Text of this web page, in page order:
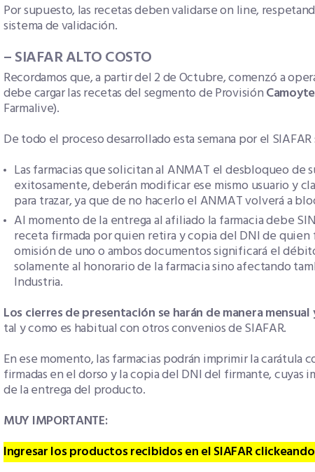
Por supuesto, las recetas deben validarse on line,
sistema de validación.
– SIAFAR ALTO COSTO
Recordamos que, a partir del 2 de Octubre, comenzó a
debe cargar las recetas del segmento de ProvisiónCamoyte
Farmalive).
De todo el proceso desarrollado esta semana por el
Las farmacias que solicitan al ANMAT el desbloqueo de
exitosamente, deberán modificar ese mismo usuario y
para trazar, ya que de no hacerlo el ANMAT volverá a
Al momento de la entrega al afiliado la farmacia debe
receta firmada por quien retira y copia del DNI de quien
omisión de uno o ambos documentos significará el
solamente al honorario de la farmacia sino afectando
Industria.
Los cierres de presentación se harán de manera
tal y como es habitual con otros convenios de SIAFAR.
En ese momento, las farmacias podrán imprimir la
firmadas en el dorso y la copia del DNI del firmante, cuyas
de la entrega del producto.
MUY IMPORTANTE:
Ingresar los productos recibidos en el SIAFAR